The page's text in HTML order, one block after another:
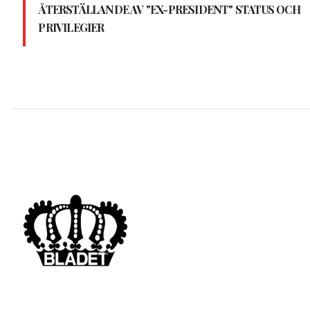
ÅTERSTÄLLANDE AV "EX-PRESIDENT" STATUS OCH
PRIVILEGIER